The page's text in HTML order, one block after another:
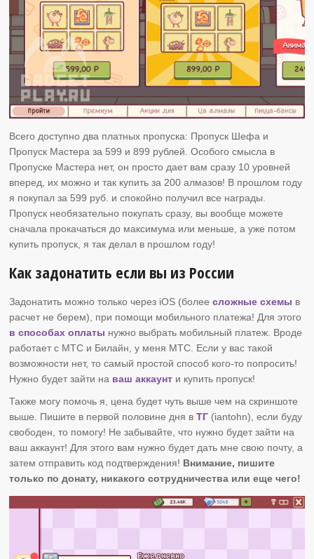
Всего доступно два платных пропуска: Пропуск Шефа и
Пропуск Мастера за 599 и 899 рублей. Особого смысла в
Пропуске Мастера нет, он просто дает вам сразу 10 уровней
вперед, их можно и так купить за 200 алмазов! В прошлом году
я покупал за 599 руб. и спокойно получил все награды.
Пропуск необязательно покупать сразу, вы вообще можете
сначала прокачаться до максимума или меньше, а уже потом
купить пропуск, я так делал в прошлом году!
Как задонатить если вы из России
Задонатить можно только через iOS (болеесложные схемы в
расчет не берем), при помощи мобильного платежа! Для этого
в способах оплаты нужно выбрать мобильный платеж. Вроде
работает с МТС и Билайн, у меня МТС. Если у вас такой
возможности нет, то самый простой способ кого-то попросить!
Нужно будет зайти на ваш аккаунт и купить пропуск!
Также могу помочь я, цена будет чуть выше чем на скриншоте
выше. Пишите в первой половине дня вТГ (iantohn), если буду
свободен, то помогу! Не забывайте, что нужно будет зайти на
ваш аккаунт! Для этого вам нужно будет дать мне свою почту, а
затем отправить код подтверждения! Внимание, пишите
только по донату, никакого сотрудничества или еще чего!